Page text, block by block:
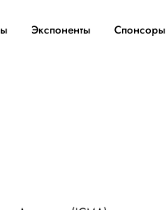
Экспоненты Спонсоры